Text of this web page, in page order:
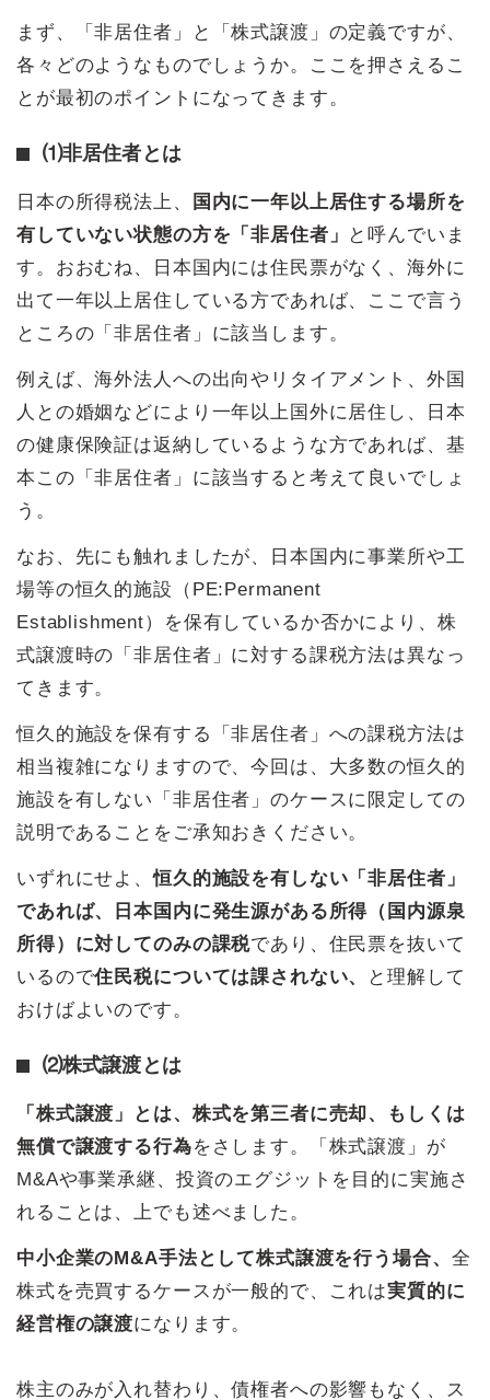
まず、「非居住者」と「株式譲渡」の定義ですが、
各々どのようなものでしょうか。ここを押さえるこ
とが最初のポイントになってきます。
⑴非居住者とは
日本の所得税法上、
国内に一年以上居住する場所を
有していない状態の方を「非居住者」
と呼んでいま
す。おおむね、日本国内には住民票がなく、海外に
出て一年以上居住している方であれば、ここで言う
ところの「非居住者」に該当します。
例えば、海外法人への出向やリタイアメント、外国
人との婚姻などにより一年以上国外に居住し、日本
の健康保険証は返納しているような方であれば、基
本この「非居住者」に該当すると考えて良いでしょ
う。
なお、先にも触れましたが、日本国内に事業所や工
場等の恒久的施設（PE:Permanent
Establishment）を保有しているか否かにより、株
式譲渡時の「非居住者」に対する課税方法は異なっ
てきます。
恒久的施設を保有する「非居住者」への課税方法は
相当複雑になりますので、今回は、大多数の恒久的
施設を有しない「非居住者」のケースに限定しての
説明であることをご承知おきください。
いずれにせよ、恒久的施設を有しない「非居住者」
であれば、日本国内に発生源がある所得（国内源泉
所得）に対してのみの課税であり、住民票を抜いて
いるので住民税については課されない、
と理解して
おけばよいのです。
⑵株式譲渡とは
「株式譲渡」とは、株式を第三者に売却、もしくは
無償で譲渡する行為をさします。「株式譲渡」が
M&Aや事業承継、投資のエグジットを目的に実施さ
れることは、上でも述べました。
中小企業のM&A手法として株式譲渡を行う場合、 全
株式を売買するケースが一般的で、これは実質的に
経営権の譲渡になります。
株主のみが入れ替わり、債権者への影響もなく、ス